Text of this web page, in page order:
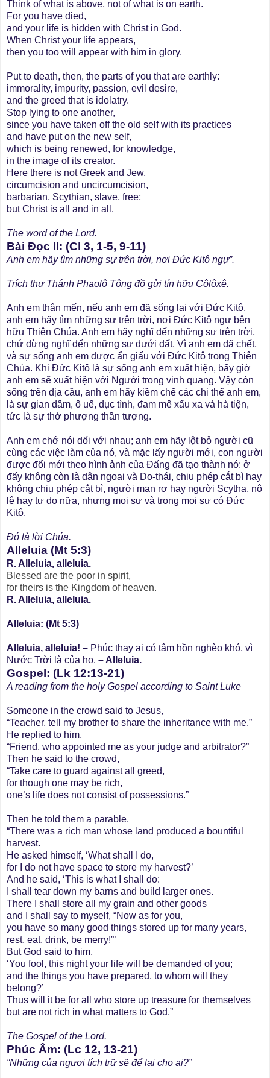
Think of what is above, not of what is on earth.
For you have died,
and your life is hidden with Christ in God.
When Christ your life appears,
then you too will appear with him in glory.
Put to death, then, the parts of you that are earthly:
immorality, impurity, passion, evil desire,
and the greed that is idolatry.
Stop lying to one another,
since you have taken off the old self with its practices
and have put on the new self,
which is being renewed, for knowledge,
in the image of its creator.
Here there is not Greek and Jew,
circumcision and uncircumcision,
barbarian, Scythian, slave, free;
but Christ is all and in all.
The word of the Lord.
Bài Ðọc II: (Cl 3, 1-5, 9-11)
Anh em hãy tìm những sự trên trời, nơi Ðức Kitô ngự”.
Trích thư Thánh Phaolô Tông đồ gửi tín hữu Côlôxê.
Anh em thân mến, nếu anh em đã sống lại với Ðức Kitô,
anh em hãy tìm những sự trên trời, nơi Ðức Kitô ngự bên
hữu Thiên Chúa. Anh em hãy nghĩ đến những sự trên trời,
chứ đừng nghĩ đến những sự dưới đất. Vì anh em đã chết,
và sự sống anh em được ẩn giấu với Ðức Kitô trong Thiên
Chúa. Khi Ðức Kitô là sự sống anh em xuất hiện, bấy giờ
anh em sẽ xuất hiện với Người trong vinh quang. Vậy còn
sống trên địa cầu, anh em hãy kiềm chế các chi thể anh em,
là sự gian dâm, ô uế, dục tình, đam mê xấu xa và hà tiện,
tức là sự thờ phượng thần tượng.
Anh em chớ nói dối với nhau; anh em hãy lột bỏ người cũ
cùng các việc làm của nó, và mặc lấy người mới, con người
được đổi mới theo hình ảnh của Ðấng đã tạo thành nó: ở
đấy không còn là dân ngoại và Do-thái, chịu phép cắt bì hay
không chịu phép cắt bì, người man rợ hay người Scytha, nô
lệ hay tự do nữa, nhưng mọi sự và trong mọi sự có Ðức
Kitô.
Ðó là lời Chúa.
Alleluia (Mt 5:3)
R. Alleluia, alleluia.
Blessed are the poor in spirit,
for theirs is the Kingdom of heaven.
R. Alleluia, alleluia.
Alleluia: (Mt 5:3)
Alleluia, alleluia! – Phúc thay ai có tâm hồn nghèo khó, vì
Nước Trời là của họ. – Alleluia.
Gospel: (Lk 12:13-21)
A reading from the holy Gospel according to Saint Luke
Someone in the crowd said to Jesus,
“Teacher, tell my brother to share the inheritance with me.”
He replied to him,
“Friend, who appointed me as your judge and arbitrator?”
Then he said to the crowd,
“Take care to guard against all greed,
for though one may be rich,
one’s life does not consist of possessions.”
Then he told them a parable.
“There was a rich man whose land produced a bountiful
harvest.
He asked himself, ‘What shall I do,
for I do not have space to store my harvest?’
And he said, ‘This is what I shall do:
I shall tear down my barns and build larger ones.
There I shall store all my grain and other goods
and I shall say to myself, “Now as for you,
you have so many good things stored up for many years,
rest, eat, drink, be merry!”’
But God said to him,
‘You fool, this night your life will be demanded of you;
and the things you have prepared, to whom will they
belong?’
Thus will it be for all who store up treasure for themselves
but are not rich in what matters to God.”
The Gospel of the Lord.
Phúc Âm: (Lc 12, 13-21)
“Những của ngươi tích trữ sẽ để lại cho ai?”